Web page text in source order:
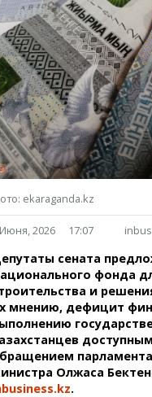
Караганды
участковый
дорог
ekaraganda.kz
2026 17:07
сената
фонда
и
мнению, дефицит
Олжаса
.